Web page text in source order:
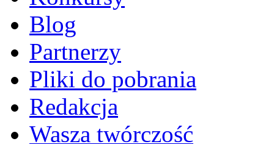
Blog
Partnerzy
Pliki do pobrania
Redakcja
Wasza twórczość